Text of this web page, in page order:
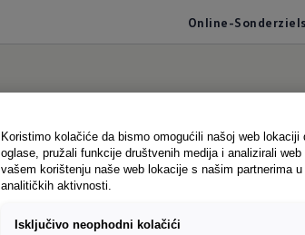
Online-
Online-
Koristimo kolačiće da bismo omogućili našoj web
oglase, pružali funkcije društvenih medija i analizirali
vašem korištenju naše web lokacije s našim partnerima
analitičkih aktivnosti.
Isključivo neophodni kolačići